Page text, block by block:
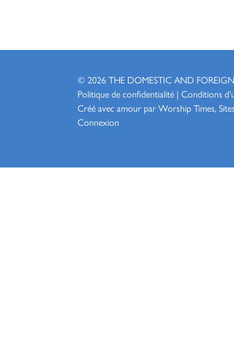
© 2026 THE DOMESTIC AND
Politique de confidentialité | Conditions
Créé avec amour par Worship Times,
Connexion